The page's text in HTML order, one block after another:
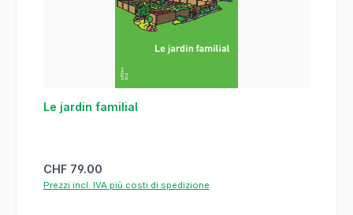
Le jardin familial
Prezzo normale:
CHF 79.00
Prezzi incl. IVA più costi di spedizione